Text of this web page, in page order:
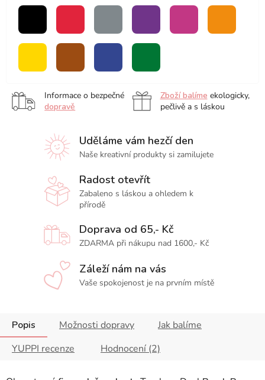
Informace o bezpečné
dopravě
Zboží balíme ekologicky,
pečlivě a s láskou
Uděláme vám hezčí den
Naše kreativní produkty si zamilujete
Radost otevřít
Zabaleno s láskou a ohledem k
přírodě
Doprava od 65,- Kč
ZDARMA při nákupu nad 1600,- Kč
Záleží nám na vás
Vaše spokojenost je na prvním místě
Popis Možnosti dopravy
Jak balíme
YUPPI recenze
Hodnocení (2)